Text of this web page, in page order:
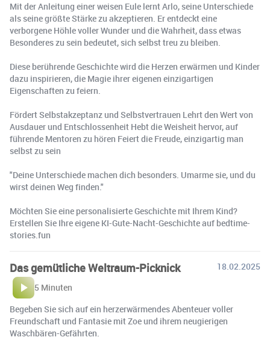
Mit der Anleitung einer weisen Eule lernt Arlo, seine Unterschiede
als seine größte Stärke zu akzeptieren. Er entdeckt eine
verborgene Höhle voller Wunder und die Wahrheit, dass etwas
Besonderes zu sein bedeutet, sich selbst treu zu bleiben.
Diese berührende Geschichte wird die Herzen erwärmen und Kinder
dazu inspirieren, die Magie ihrer eigenen einzigartigen
Eigenschaften zu feiern.
Fördert Selbstakzeptanz und Selbstvertrauen Lehrt den Wert von
Ausdauer und Entschlossenheit Hebt die Weisheit hervor, auf
führende Mentoren zu hören Feiert die Freude, einzigartig man
selbst zu sein
"Deine Unterschiede machen dich besonders. Umarme sie, und du
wirst deinen Weg finden."
Möchten Sie eine personalisierte Geschichte mit Ihrem Kind?
Erstellen Sie Ihre eigene KI-Gute-Nacht-Geschichte auf bedtime-
stories.fun
Das gemütliche Weltraum-Picknick
18.02.2025
5 Minuten
Begeben Sie sich auf ein herzerwärmendes Abenteuer voller
Freundschaft und Fantasie mit Zoe und ihrem neugierigen
Waschbären-Gefährten.